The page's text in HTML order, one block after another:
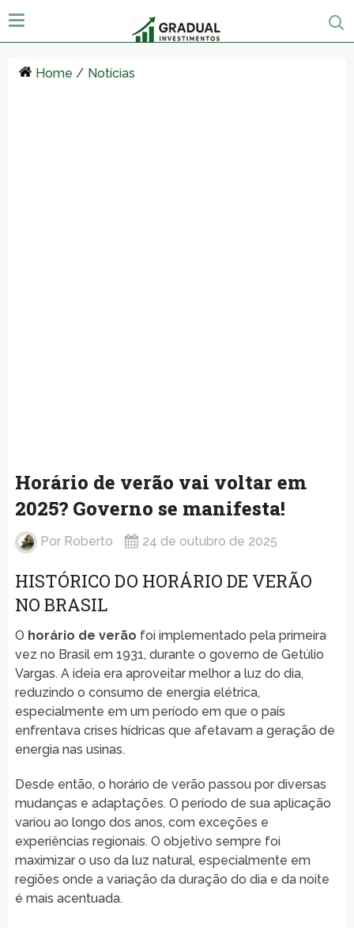
Home / Notícias
Horário de verão vai voltar em
2025? Governo se manifesta!
Por Roberto 24 de outubro de 2025
HISTÓRICO DO HORÁRIO DE VERÃO
NO BRASIL
O horário de verão foi implementado pela primeira
vez no Brasil em 1931, durante o governo de Getúlio
Vargas. A ideia era aproveitar melhor a luz do dia,
reduzindo o consumo de energia elétrica,
especialmente em um período em que o país
enfrentava crises hídricas que afetavam a geração de
energia nas usinas.
Desde então, o horário de verão passou por diversas
mudanças e adaptações. O período de sua aplicação
variou ao longo dos anos, com exceções e
experiências regionais. O objetivo sempre foi
maximizar o uso da luz natural, especialmente em
regiões onde a variação da duração do dia e da noite
é mais acentuada.